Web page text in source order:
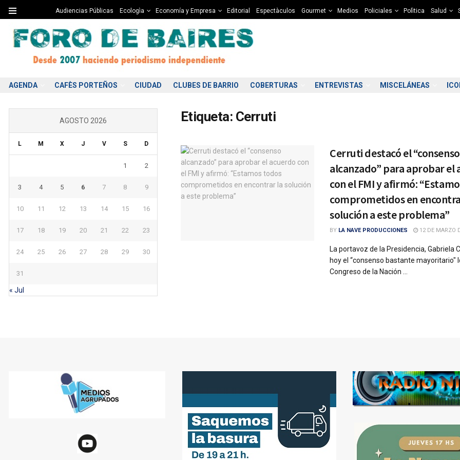
Audiencias Públicas Ecologìa Economía y Empresa Editorial Espectàculos Gourmet Medios Policiales Polìtica Salud
AGENDA CAFÈS PORTEÑOS CIUDAD CLUBES DE BARRIO COBERTURAS ENTREVISTAS MISCELÁNEAS
Etiqueta: Cerruti
Cerruti destacó el “consenso
alcanzado” para aprobar el
con el FMI y afirmó:
comprometidos en
solución a este problema”
BY LA NAVE PRODUCCIONES 12 DE MARZO
La portavoz de la Presidencia, Gabriela
hoy el “consenso bastante mayoritario"
Congreso de la Nación ...
AGOSTO 2026
L M X J V S D
1 2
3 4 5 6 7 8 9
10 11 12 13 14 15 16
17 18 19 20 21 22 23
24 25 26 27 28 29 30
31
« Jul